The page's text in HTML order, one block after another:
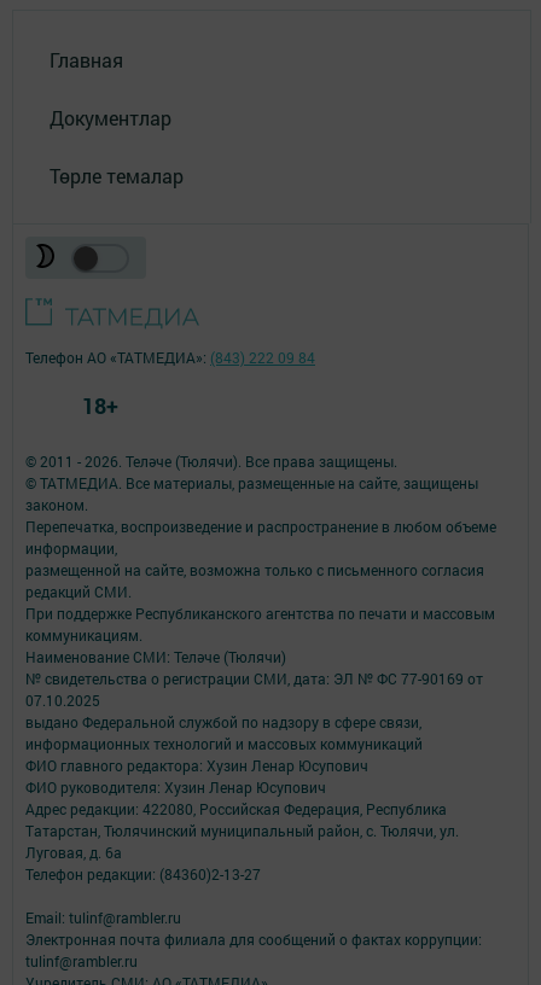
Главная
Документлар
Төрле темалар
© 2011 - 2026. Теләче (Тюлячи). Все права защищены.
© ТАТМЕДИА. Все материалы, размещенные на сайте, защищены
законом.
Перепечатка, воспроизведение и распространение в любом объеме
информации,
размещенной на сайте, возможна только с письменного согласия
редакций СМИ.
При поддержке Республиканского агентства по печати и массовым
коммуникациям.
Наименование СМИ: Теләче (Тюлячи)
№ свидетельства о регистрации СМИ, дата: ЭЛ № ФС 77-90169 от
07.10.2025
выдано Федеральной службой по надзору в сфере связи,
информационных технологий и массовых коммуникаций
ФИО главного редактора: Хузин Ленар Юсупович
ФИО руководителя: Хузин Ленар Юсупович
Адрес редакции: 422080, Российская Федерация, Республика
Татарстан, Тюлячинский муниципальный район, с. Тюлячи, ул.
Луговая, д. 6а
Телефон редакции: (84360)2-⁠13-⁠27
Email: tulinf@rambler.ru
Электронная почта филиала для сообщений о фактах коррупции:
tulinf@rambler.ru
Телефон АО «ТАТМЕДИА»: (843) 222 09 84
18+